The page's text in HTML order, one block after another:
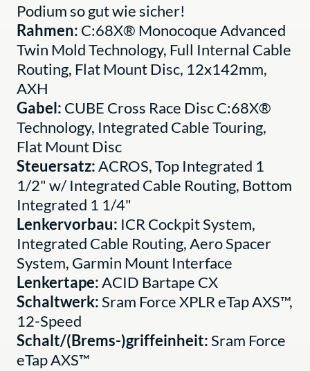
Podium so gut wie sicher!
Rahmen: C:68X® Monocoque Advanced
Twin Mold Technology, Full Internal Cable
Routing, Flat Mount Disc, 12x142mm,
AXH
Gabel: CUBE Cross Race Disc C:68X®
Technology, Integrated Cable Touring,
Flat Mount Disc
Steuersatz:ACROS, Top Integrated 1
1/2" w/ Integrated Cable Routing, Bottom
Integrated 1 1/4"
Lenkervorbau: ICR Cockpit System,
Integrated Cable Routing, Aero Spacer
System, Garmin Mount Interface
Lenkertape:ACID Bartape CX
Schaltwerk:Sram Force XPLR eTap AXS™,
12-Speed
Schalt/(Brems-)griffeinheit:Sram Force
eTap AXS™